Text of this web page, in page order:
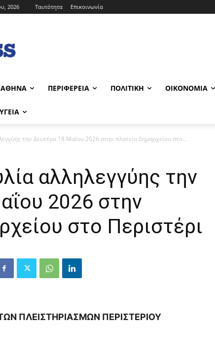
2026 Ταυτότητα Επικοινωνία
ΑΘΉΝΑ ΠΕΡΙΦΈΡΕΙΑ ΠΟΛΙΤΙΚΉ ΟΙΚΟΝΟΜΊΑ
ΥΓΕΊΑ
την Δευτέρα 18 Μαΐου 2026 στην πλατεία Δημαρχείου στο...
αλληλεγγύης την
2026 στην
στο Περιστέρι
ΠΛΕΙΣΤΗΡΙΑΣΜΩΝ ΠΕΡΙΣΤΕΡΙΟΥ